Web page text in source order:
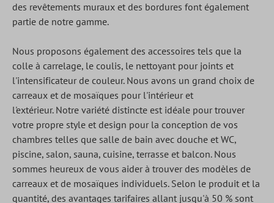
des revêtements muraux et des bordures font également
partie de notre gamme.
Nous proposons également des accessoires tels que la
colle à carrelage, le coulis, le nettoyant pour joints et
l'intensificateur de couleur. Nous avons un grand choix de
carreaux et de mosaïques pour l'intérieur et
l'extérieur. Notre variété distincte est idéale pour trouver
votre propre style et design pour la conception de vos
chambres telles que salle de bain avec douche et WC,
piscine, salon, sauna, cuisine, terrasse et balcon. Nous
sommes heureux de vous aider à trouver des modèles de
carreaux et de mosaïques individuels. Selon le produit et la
quantité, des avantages tarifaires allant jusqu'à 50 % sont